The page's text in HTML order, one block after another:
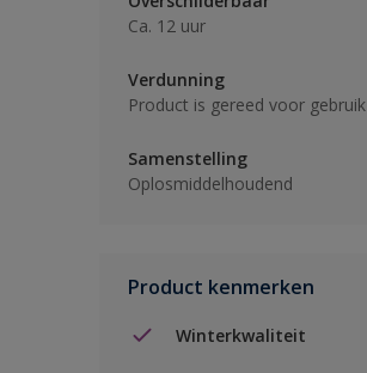
Ca. 12 uur
Verdunning
Product is gereed voor gebruik
Samenstelling
Oplosmiddelhoudend
Product kenmerken
Winterkwaliteit